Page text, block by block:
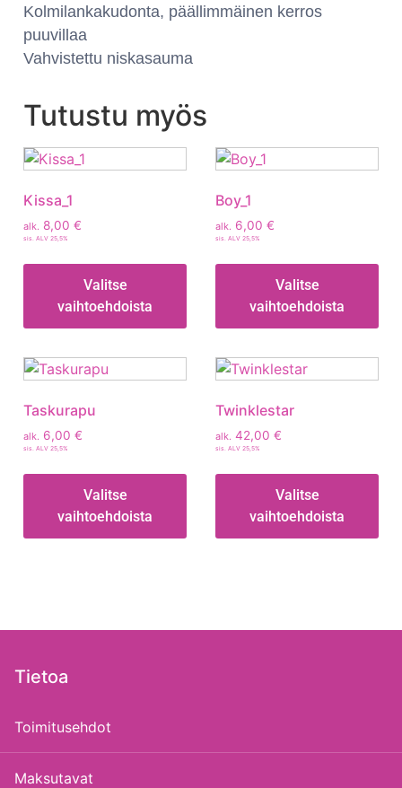
Kolmilankakudonta, päällimmäinen kerros
puuvillaa
Vahvistettu niskasauma
Tutustu myös
Kissa_1
alk. 8,00 €
sis. ALV 25,5%
Valitse
vaihtoehdoista
Boy_1
alk. 6,00 €
sis. ALV 25,5%
Valitse
vaihtoehdoista
Taskurapu
alk. 6,00 €
sis. ALV 25,5%
Valitse
vaihtoehdoista
Twinklestar
alk. 42,00 €
sis. ALV 25,5%
Valitse
vaihtoehdoista
Tietoa
Toimitusehdot
Maksutavat